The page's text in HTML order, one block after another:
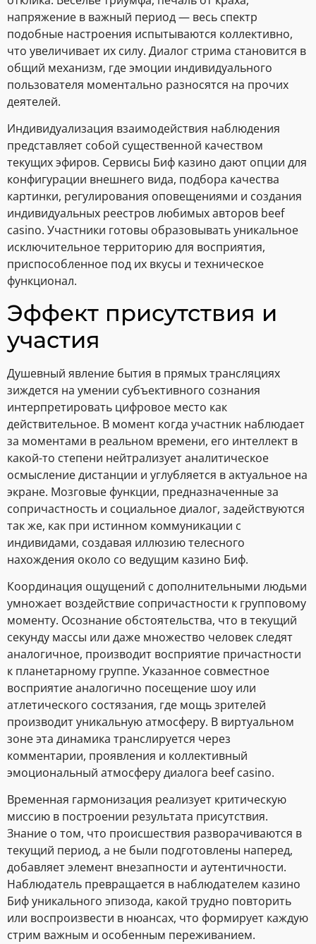
напряжение в важный период — весь спектр
подобные настроения испытываются коллективно,
что увеличивает их силу. Диалог стрима становится в
общий механизм, где эмоции индивидуального
пользователя моментально разносятся на прочих
деятелей.
Индивидуализация взаимодействия наблюдения
представляет собой существенной качеством
текущих эфиров. Сервисы Биф казино дают опции для
конфигурации внешнего вида, подбора качества
картинки, регулирования оповещениями и создания
индивидуальных реестров любимых авторов beef
casino. Участники готовы образовывать уникальное
исключительное территорию для восприятия,
приспособленное под их вкусы и техническое
функционал.
Эффект присутствия и
участия
Душевный явление бытия в прямых трансляциях
зиждется на умении субъективного сознания
интерпретировать цифровое место как
действительное. В момент когда участник наблюдает
за моментами в реальном времени, его интеллект в
какой-то степени нейтрализует аналитическое
осмысление дистанции и углубляется в актуальное на
экране. Мозговые функции, предназначенные за
сопричастность и социальное диалог, задействуются
так же, как при истинном коммуникации с
индивидами, создавая иллюзию телесного
нахождения около со ведущим казино Биф.
Координация ощущений с дополнительными людьми
умножает воздействие сопричастности к групповому
моменту. Осознание обстоятельства, что в текущий
секунду массы или даже множество человек следят
аналогичное, производит восприятие причастности
к планетарному группе. Указанное совместное
восприятие аналогично посещение шоу или
атлетического состязания, где мощь зрителей
производит уникальную атмосферу. В виртуальном
зоне эта динамика транслируется через
комментарии, проявления и коллективный
эмоциональный атмосферу диалога beef casino.
Временная гармонизация реализует критическую
миссию в построении результата присутствия.
Знание о том, что происшествия разворачиваются в
текущий период, а не были подготовлены наперед,
добавляет элемент внезапности и аутентичности.
Наблюдатель превращается в наблюдателем казино
Биф уникального эпизода, какой трудно повторить
или воспроизвести в нюансах, что формирует каждую
стрим важным и особенным переживанием.